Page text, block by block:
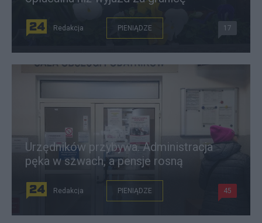
Redakcja PIENIĄDZE 17
Urzędników przybywa. Administracja
pęka w szwach, a pensje rosną
Redakcja PIENIĄDZE 45